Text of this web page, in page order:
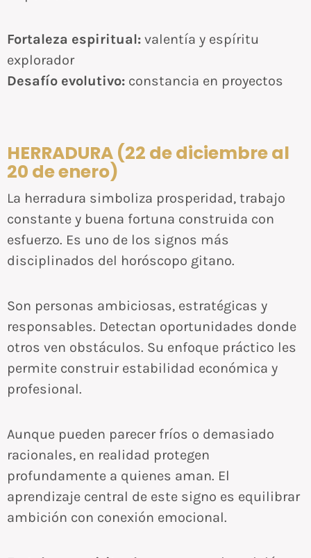
Fortaleza espiritual: valentía y espíritu
explorador
Desafío evolutivo: constancia en proyectos
HERRADURA (22 de diciembre al
20 de enero)
La herradura simboliza prosperidad, trabajo
constante y buena fortuna construida con
esfuerzo. Es uno de los signos más
disciplinados del horóscopo gitano.
Son personas ambiciosas, estratégicas y
responsables. Detectan oportunidades donde
otros ven obstáculos. Su enfoque práctico les
permite construir estabilidad económica y
profesional.
Aunque pueden parecer fríos o demasiado
racionales, en realidad protegen
profundamente a quienes aman. El
aprendizaje central de este signo es equilibrar
ambición con conexión emocional.